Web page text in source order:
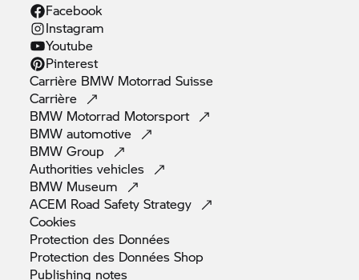
Facebook
Instagram
Youtube
Pinterest
Carrière BMW Motorrad Suisse
Carrière
BMW Motorrad Motorsport
BMWautomotive
BMWGroup
Authoritiesvehicles
BMW Museum
ACEM Road SafetyStrategy
Cookies
Protection des Données
Protection des DonnéesShop
Publishing notes